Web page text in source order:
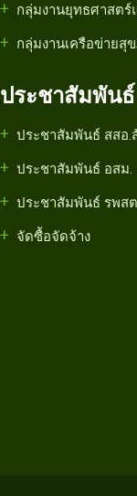
กลุ่มงานยุทธศาสต
กลุ่มงานเครือข่ายสุ
ประชาสัมพันธ์
ประชาสัมพันธ์ สสอ.
ประชาสัมพันธ์ อสม.
ประชาสัมพันธ์ รพส
จัดซื้อจัดจ้าง